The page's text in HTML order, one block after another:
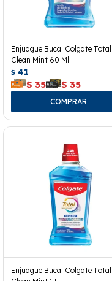
Enjuague Bucal Colgate Total
Clean Mint 60 Ml.
$ 41
$ 35 $ 35
Enjuague Bucal Colgate Total